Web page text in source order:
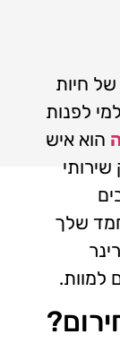
חיות
לפנות
הוא איש
שלך
למוות.